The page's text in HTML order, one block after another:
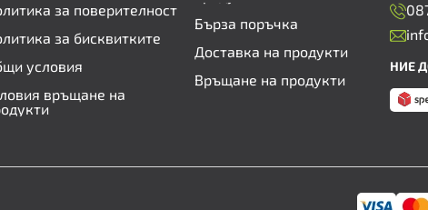
за поверителност
за бисквитките
условия
връщане на
Бърза поръчка
Доставка на продукти
Връщане на продукти
НИЕ